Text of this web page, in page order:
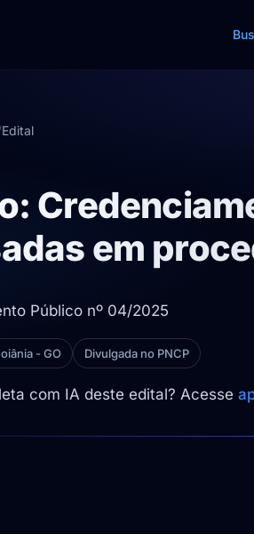
Edital
em
Público nº 04/2025
- GO Divulgada no PNCP
com IA deste edital? Acesse